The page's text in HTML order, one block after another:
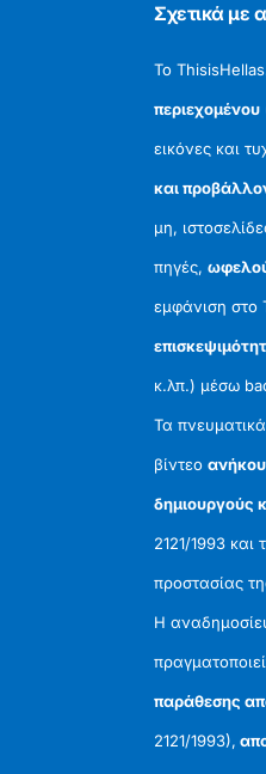
Σχετικά με
Το
περιεχομένου
εικόνες και
και
μη,
πηγές,
εμφάνιση στο
κ.λπ.) μέσω
Τα
βίντεο
δημιουργούς
2121/1993
προστασίας
Η
παράθεσης
2121/1993),